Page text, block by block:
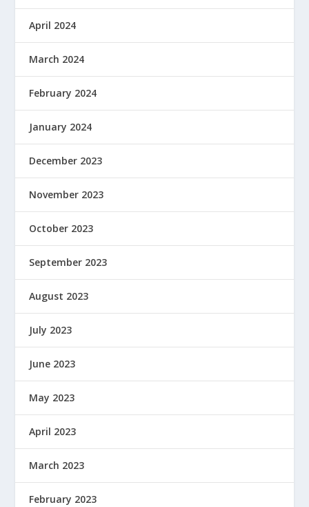
April 2024
March 2024
February 2024
January 2024
December 2023
November 2023
October 2023
September 2023
August 2023
July 2023
June 2023
May 2023
April 2023
March 2023
February 2023